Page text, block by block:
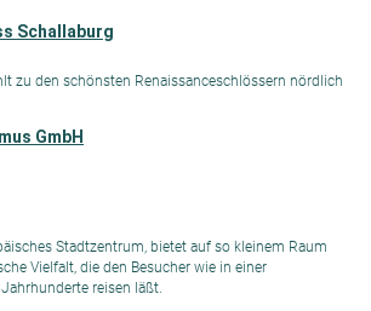
Schallaburg
zu den schönsten Renaissanceschlössern nördlich
GmbH
Stadtzentrum, bietet auf so kleinem Raum
Vielfalt, die den Besucher wie in einer
reisen läßt.